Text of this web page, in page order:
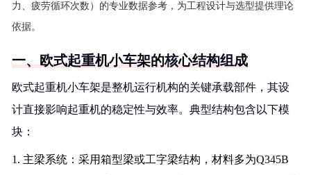
力、疲劳循环次数）的专业数据参考，为工程设计与选型提供理论
依据。
一、欧式起重机小车架的核心结构组成
欧式起重机小车架是整机运行机构的关键承载部件，其设
计直接影响起重机的稳定性与效率。典型结构包含以下模
块：
1. 主梁系统：采用箱型梁或工字梁结构，材料多为Q345B